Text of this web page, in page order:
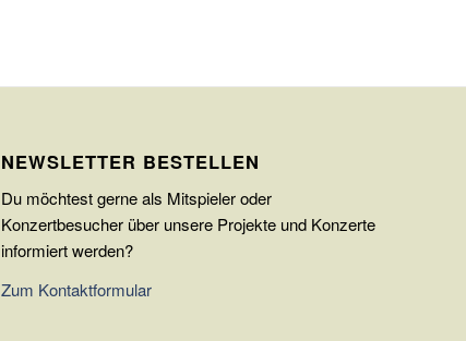
NEWSLETTER BESTELLEN
Du möchtest gerne als Mitspieler oder
Konzertbesucher über unsere Projekte und Konzerte
informiert werden?
Zum Kontaktformular